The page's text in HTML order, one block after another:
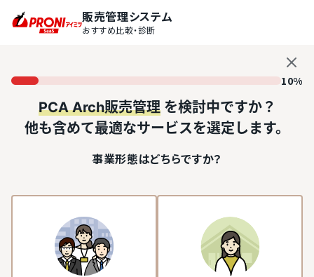
販売管理システム
おすすめ比較・診断
10%
PCA Arch販売管理を検討中ですか？
他も含めて最適なサービスを選定します。
事業形態はどちらですか？